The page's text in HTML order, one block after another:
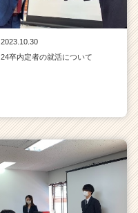
2023.10.30
24卒内定者の就活について